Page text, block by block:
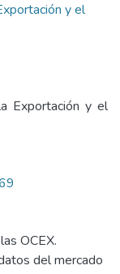
y el
Exportación y el
OCEX.
del mercado